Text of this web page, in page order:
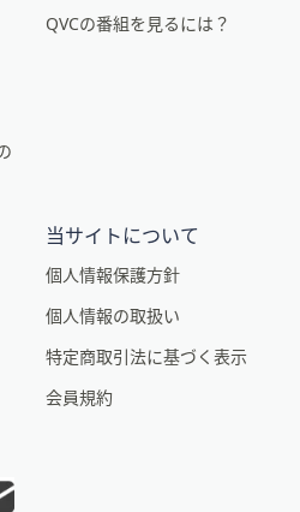
QVCの番組を見るには？
当サイトについて
個人情報保護方針
個人情報の取扱い
特定商取引法に基づく表示
会員規約